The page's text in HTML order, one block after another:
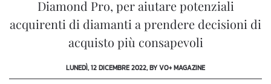
Diamond Pro, per aiutare potenziali
acquirenti di diamanti a prendere decisioni di
acquisto più consapevoli
LUNEDÌ, 12 DICEMBRE 2022, BY VO+ MAGAZINE